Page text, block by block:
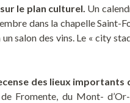
le plan culturel. Un
dans la chapelle
salon des vins. Le « city
des lieux
Fromente, du Mont-